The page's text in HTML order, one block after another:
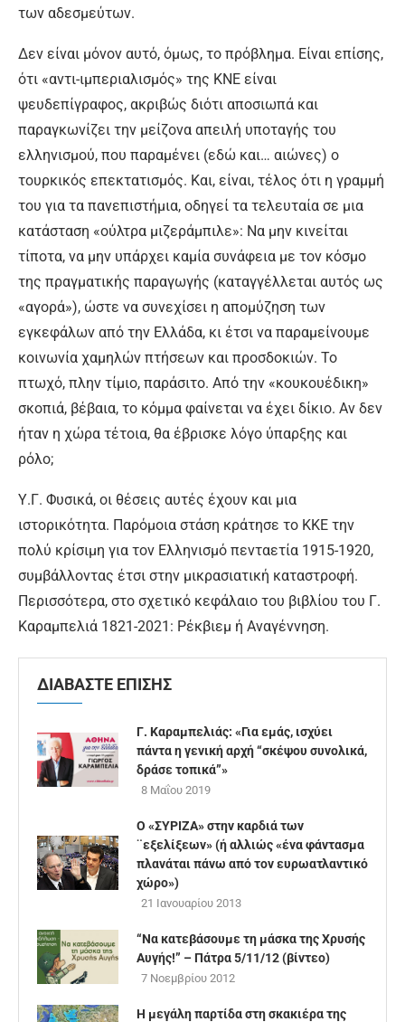
των αδεσμεύτων.
Δεν είναι μόνον αυτό, όμως, το πρόβλημα. Είναι επίσης,
ότι «αντι-ιμπεριαλισμός» της ΚΝΕ είναι
ψευδεπίγραφος, ακριβώς διότι αποσιωπά και
παραγκωνίζει την μείζονα απειλή υποταγής του
ελληνισμού, που παραμένει (εδώ και… αιώνες) ο
τουρκικός επεκτατισμός. Και, είναι, τέλος ότι η γραμμή
του για τα πανεπιστήμια, οδηγεί τα τελευταία σε μια
κατάσταση «ούλτρα μιζεράμπιλε»: Να μην κινείται
τίποτα, να μην υπάρχει καμία συνάφεια με τον κόσμο
της πραγματικής παραγωγής (καταγγέλλεται αυτός ως
«αγορά»), ώστε να συνεχίσει η απομύζηση των
εγκεφάλων από την Ελλάδα, κι έτσι να παραμείνουμε
κοινωνία χαμηλών πτήσεων και προσδοκιών. Το
πτωχό, πλην τίμιο, παράσιτο. Από την «κουκουέδικη»
σκοπιά, βέβαια, το κόμμα φαίνεται να έχει δίκιο. Αν δεν
ήταν η χώρα τέτοια, θα έβρισκε λόγο ύπαρξης και
ρόλο;
Υ.Γ. Φυσικά, οι θέσεις αυτές έχουν και μια
ιστορικότητα. Παρόμοια στάση κράτησε το ΚΚΕ την
πολύ κρίσιμη για τον Ελληνισμό πενταετία 1915-1920,
συμβάλλοντας έτσι στην μικρασιατική καταστροφή.
Περισσότερα, στο σχετικό κεφάλαιο του βιβλίου του Γ.
Καραμπελιά 1821-2021: Ρέκβιεμ ή Αναγέννηση.
ΔΙΑΒΑΣΤΕ ΕΠΙΣΗΣ
Γ. Καραμπελιάς: «Για εμάς, ισχύει
πάντα η γενική αρχή “σκέψου συνολικά,
δράσε τοπικά”»
8 Μαΐου 2019
Ο «ΣΥΡΙΖΑ» στην καρδιά των
¨εξελίξεων» (ή αλλιώς «ένα φάντασμα
πλανάται πάνω από τον ευρωατλαντικό
χώρο»)
21 Ιανουαρίου 2013
“Να κατεβάσουμε τη μάσκα της Χρυσής
Αυγής!” – Πάτρα 5/11/12 (βίντεο)
7 Νοεμβρίου 2012
Η μεγάλη παρτίδα στη σκακιέρα της